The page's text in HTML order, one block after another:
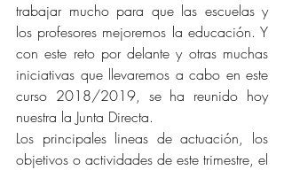
trabajar mucho para que las escuelas y
los profesores mejoremos la educación. Y
con este reto por delante y otras muchas
iniciativas que llevaremos a cabo en este
curso 2018/2019, se ha reunido hoy
nuestra la Junta Directa.
Los principales lineas de actuación, los
objetivos o actividades de este trimestre, el